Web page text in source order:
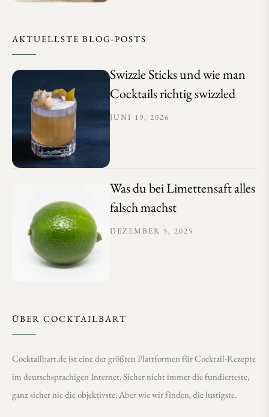
AKTUELLSTE BLOG-POSTS
Swizzle Sticks und wie man
Cocktails richtig swizzled
JUNI 19, 2026
Was du bei Limettensaft alles
falsch machst
DEZEMBER 5, 2025
ÜBER COCKTAILBART
Cocktailbart.de ist eine der größten Plattformen für Cocktail-Rezepte
im deutschsprachigen Internet. Sicher nicht immer die fundierteste,
ganz sicher nie die objektivste. Aber wie wir finden, die lustigste.